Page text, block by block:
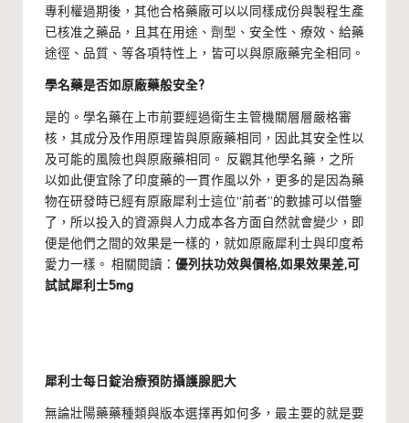
專利權過期後，其他合格藥廠可以以同樣成份與製程生產
已核准之藥品，且其在用途、劑型、安全性、療效、給藥
途徑、品質、等各項特性上，皆可以與原廠藥完全相同。
學名藥是否如原廠藥般安全?
是的。學名藥在上市前要經過衛生主管機關層層嚴格審
核，其成分及作用原理皆與原廠藥相同，因此其安全性以
及可能的風險也與原廠藥相同。 反觀其他學名藥，之所
以如此便宜除了印度藥的一貫作風以外，更多的是因為藥
物在研發時已經有原廠犀利士這位“前者”的數據可以借鑒
了，所以投入的資源與人力成本各方面自然就會變少，即
便是他們之間的效果是一樣的，就如原廠犀利士與印度希
愛力一樣。 相關閱讀： 優列扶功效與價格,如果效果差,可
試試犀利士5mg
犀利士每日錠治療預防攝護腺肥大
無論壯陽藥藥種類與版本選擇再如何多，最主要的就是要